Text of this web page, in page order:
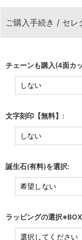
ご購入手続き / セレ
チェーンも購入(4面カ
文字刻印【無料】:
誕生石(有料)を選択:
ラッピングの選択